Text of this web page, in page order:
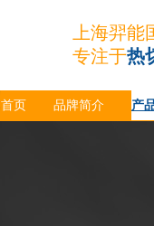
上海羿
专注于热
首页 品牌简介 产